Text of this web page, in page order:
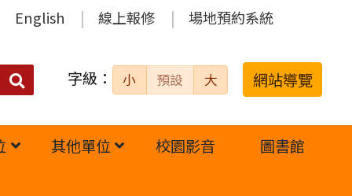
English 線上報修 場地預約系統
搜
字級： 小 預設 大 網站導覽
其他單位 校園影音 圖書館